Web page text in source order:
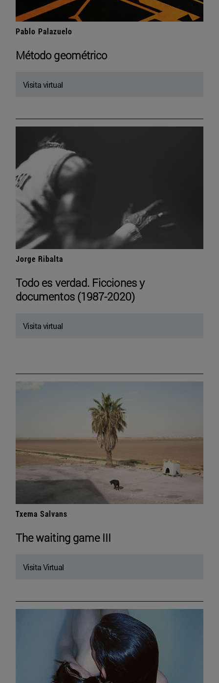
Pablo Palazuelo
Método geométrico
Visita virtual
Jorge Ribalta
Todo es verdad. Ficciones y
documentos (1987-2020)
Visita virtual
Txema Salvans
The waiting game III
Visita Virtual